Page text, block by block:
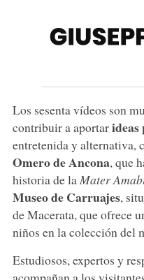
Los sesenta vídeos son
contribuir a aportar
entretenida y alternativa,
Omero de Ancona, que
historia de la Mater
Museo de Carruajes,
de Macerata, que ofrece
niños en la colección del
Estudiosos, expertos y